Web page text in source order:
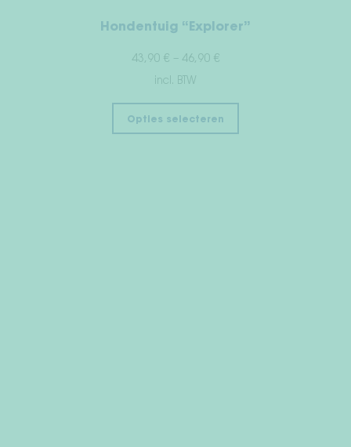
Hondentuig “Explorer”
43,90 € – 46,90 €
incl. BTW
Opties selecteren